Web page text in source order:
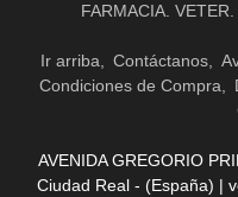
FARMACIA.
Ir arriba Contáctanos
Condiciones de Compra
AVENIDA GREGORIO
Ciudad Real - (España) |